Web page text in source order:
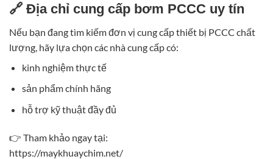
🔗 Địa chỉ cung cấp bơm PCCC uy tín
Nếu bạn đang tìm kiếm đơn vị cung cấp thiết bị PCCC chất
lượng, hãy lựa chọn các nhà cung cấp có:
kinh nghiệm thực tế
sản phẩm chính hãng
hỗ trợ kỹ thuật đầy đủ
👉 Tham khảo ngay tại:
https://maykhuaychim.net/